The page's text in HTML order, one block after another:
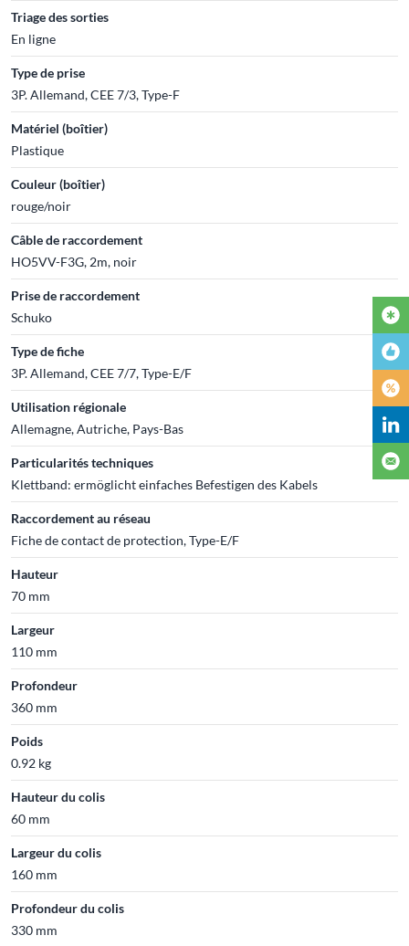
Triage des sorties
En ligne
Type de prise
3P. Allemand, CEE 7/3, Type-F
Matériel (boîtier)
Plastique
Couleur (boîtier)
rouge/noir
Câble de raccordement
HO5VV-F3G, 2m, noir
Prise de raccordement
Schuko
Type de fiche
3P. Allemand, CEE 7/7, Type-E/F
Utilisation régionale
Allemagne, Autriche, Pays-Bas
Particularités techniques
Klettband: ermöglicht einfaches Befestigen des Kabels
Raccordement au réseau
Fiche de contact de protection, Type-E/F
Hauteur
70 mm
Largeur
110 mm
Profondeur
360 mm
Poids
0.92 kg
Hauteur du colis
60 mm
Largeur du colis
160 mm
Profondeur du colis
330 mm